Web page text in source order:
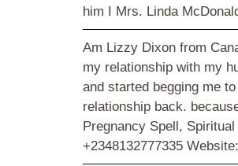
him I Mrs. Linda
Am Lizzy Dixon from
my relationship with my
and started begging me
relationship back.
Pregnancy Spell,
+2348132777335